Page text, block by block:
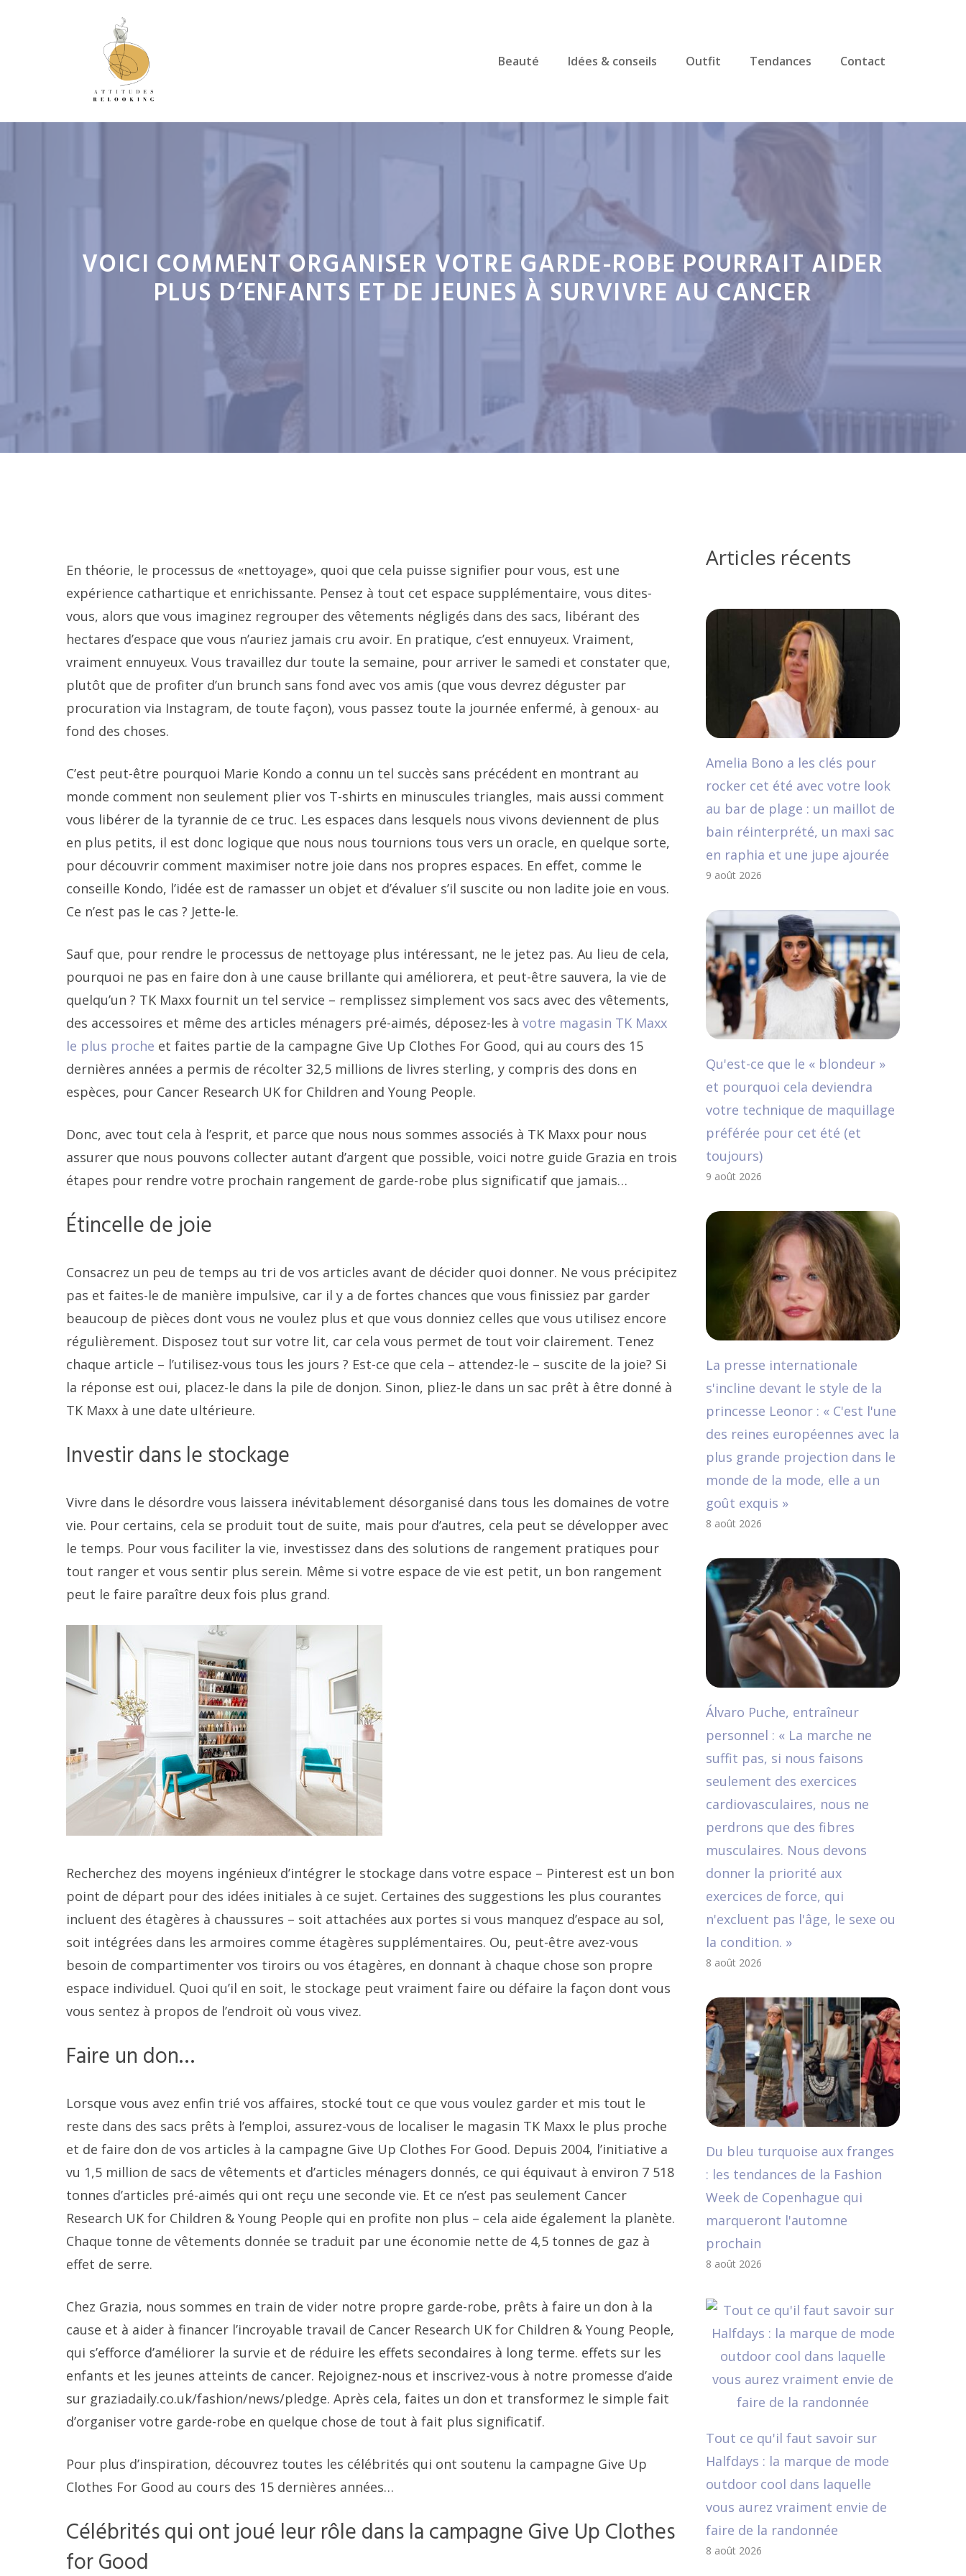
Beauté Idées & conseils Outfit Tendances Contact
VOICI COMMENT ORGANISER VOTRE GARDE-ROBE POURRAIT AIDER
PLUS D’ENFANTS ET DE JEUNES À SURVIVRE AU CANCER
En théorie, le processus de «nettoyage», quoi que cela puisse signifier pour vous, est une
expérience cathartique et enrichissante. Pensez à tout cet espace supplémentaire, vous dites-
vous, alors que vous imaginez regrouper des vêtements négligés dans des sacs, libérant des
hectares d’espace que vous n’auriez jamais cru avoir. En pratique, c’est ennuyeux. Vraiment,
vraiment ennuyeux. Vous travaillez dur toute la semaine, pour arriver le samedi et constater que,
plutôt que de profiter d’un brunch sans fond avec vos amis (que vous devrez déguster par
procuration via Instagram, de toute façon), vous passez toute la journée enfermé, à genoux- au
fond des choses.
C’est peut-être pourquoi Marie Kondo a connu un tel succès sans précédent en montrant au
monde comment non seulement plier vos T-shirts en minuscules triangles, mais aussi comment
vous libérer de la tyrannie de ce truc. Les espaces dans lesquels nous vivons deviennent de plus
en plus petits, il est donc logique que nous nous tournions tous vers un oracle, en quelque sorte,
pour découvrir comment maximiser notre joie dans nos propres espaces. En effet, comme le
conseille Kondo, l’idée est de ramasser un objet et d’évaluer s’il suscite ou non ladite joie en vous.
Ce n’est pas le cas ? Jette-le.
Sauf que, pour rendre le processus de nettoyage plus intéressant, ne le jetez pas. Au lieu de cela,
pourquoi ne pas en faire don à une cause brillante qui améliorera, et peut-être sauvera, la vie de
quelqu’un ? TK Maxx fournit un tel service – remplissez simplement vos sacs avec des vêtements,
des accessoires et même des articles ménagers pré-aimés, déposez-les à votre magasin TK Maxx
le plus proche et faites partie de la campagne Give Up Clothes For Good, qui au cours des 15
dernières années a permis de récolter 32,5 millions de livres sterling, y compris des dons en
espèces, pour Cancer Research UK for Children and Young People.
Donc, avec tout cela à l’esprit, et parce que nous nous sommes associés à TK Maxx pour nous
assurer que nous pouvons collecter autant d’argent que possible, voici notre guide Grazia en trois
étapes pour rendre votre prochain rangement de garde-robe plus significatif que jamais…
Étincelle de joie
Consacrez un peu de temps au tri de vos articles avant de décider quoi donner. Ne vous précipitez
pas et faites-le de manière impulsive, car il y a de fortes chances que vous finissiez par garder
beaucoup de pièces dont vous ne voulez plus et que vous donniez celles que vous utilisez encore
régulièrement. Disposez tout sur votre lit, car cela vous permet de tout voir clairement. Tenez
chaque article – l’utilisez-vous tous les jours ? Est-ce que cela – attendez-le – suscite de la joie? Si
la réponse est oui, placez-le dans la pile de donjon. Sinon, pliez-le dans un sac prêt à être donné à
TK Maxx à une date ultérieure.
Investir dans le stockage
Vivre dans le désordre vous laissera inévitablement désorganisé dans tous les domaines de votre
vie. Pour certains, cela se produit tout de suite, mais pour d’autres, cela peut se développer avec
le temps. Pour vous faciliter la vie, investissez dans des solutions de rangement pratiques pour
tout ranger et vous sentir plus serein. Même si votre espace de vie est petit, un bon rangement
peut le faire paraître deux fois plus grand.
Recherchez des moyens ingénieux d’intégrer le stockage dans votre espace – Pinterest est un bon
point de départ pour des idées initiales à ce sujet. Certaines des suggestions les plus courantes
incluent des étagères à chaussures – soit attachées aux portes si vous manquez d’espace au sol,
soit intégrées dans les armoires comme étagères supplémentaires. Ou, peut-être avez-vous
besoin de compartimenter vos tiroirs ou vos étagères, en donnant à chaque chose son propre
espace individuel. Quoi qu’il en soit, le stockage peut vraiment faire ou défaire la façon dont vous
vous sentez à propos de l’endroit où vous vivez.
Faire un don…
Lorsque vous avez enfin trié vos affaires, stocké tout ce que vous voulez garder et mis tout le
reste dans des sacs prêts à l’emploi, assurez-vous de localiser le magasin TK Maxx le plus proche
et de faire don de vos articles à la campagne Give Up Clothes For Good. Depuis 2004, l’initiative a
vu 1,5 million de sacs de vêtements et d’articles ménagers donnés, ce qui équivaut à environ 7 518
tonnes d’articles pré-aimés qui ont reçu une seconde vie. Et ce n’est pas seulement Cancer
Research UK for Children & Young People qui en profite non plus – cela aide également la planète.
Chaque tonne de vêtements donnée se traduit par une économie nette de 4,5 tonnes de gaz à
effet de serre.
Chez Grazia, nous sommes en train de vider notre propre garde-robe, prêts à faire un don à la
cause et à aider à financer l’incroyable travail de Cancer Research UK for Children & Young People,
qui s’efforce d’améliorer la survie et de réduire les effets secondaires à long terme. effets sur les
enfants et les jeunes atteints de cancer. Rejoignez-nous et inscrivez-vous à notre promesse d’aide
sur graziadaily.co.uk/fashion/news/pledge. Après cela, faites un don et transformez le simple fait
d’organiser votre garde-robe en quelque chose de tout à fait plus significatif.
Pour plus d’inspiration, découvrez toutes les célébrités qui ont soutenu la campagne Give Up
Clothes For Good au cours des 15 dernières années…
Célébrités qui ont joué leur rôle dans la campagne Give Up Clothes
for Good
Articles récents
Amelia Bono a les clés pour
rocker cet été avec votre look
au bar de plage : un maillot de
bain réinterprété, un maxi sac
en raphia et une jupe ajourée
9 août 2026
Qu'est-ce que le « blondeur »
et pourquoi cela deviendra
votre technique de maquillage
préférée pour cet été (et
toujours)
9 août 2026
La presse internationale
s'incline devant le style de la
princesse Leonor : « C'est l'une
des reines européennes avec la
plus grande projection dans le
monde de la mode, elle a un
goût exquis »
8 août 2026
Álvaro Puche, entraîneur
personnel : « La marche ne
suffit pas, si nous faisons
seulement des exercices
cardiovasculaires, nous ne
perdrons que des fibres
musculaires. Nous devons
donner la priorité aux
exercices de force, qui
n'excluent pas l'âge, le sexe ou
la condition. »
8 août 2026
Du bleu turquoise aux franges
: les tendances de la Fashion
Week de Copenhague qui
marqueront l'automne
prochain
8 août 2026
Tout ce qu'il faut savoir sur
Halfdays : la marque de mode
outdoor cool dans laquelle
vous aurez vraiment envie de
faire de la randonnée
8 août 2026